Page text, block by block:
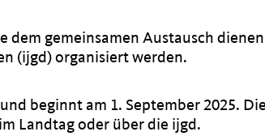
dem gemeinsamen Austausch
(ijgd) organisiert werden.
beginnt am 1. September 2025.
Landtag oder über die ijgd.